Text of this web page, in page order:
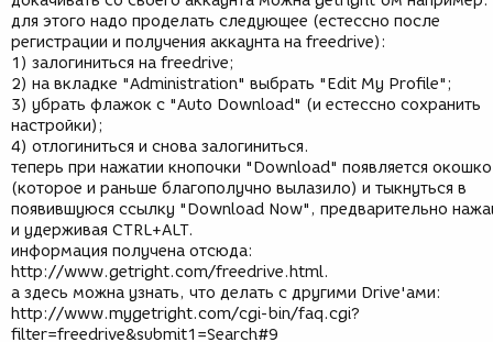
для этого надо проделать следующее (естессно после
регистрации и получения аккаунта на freedrive):
1) залогиниться на freedrive;
2) на вкладке "Administration" выбрать "Edit My Profile";
3) убрать флажок с "Auto Download" (и естессно сохранить
настройки);
4) отлогиниться и снова залогиниться.
теперь при нажатии кнопочки "Download" появляется окошко
(которое и раньше благополучно вылазило) и тыкнуться в
появившуюся ссылку "Download Now", предварительно
и удерживая CTRL+ALT.
информация получена отсюда:
http://www.getright.com/freedrive.html.
а здесь можна узнать, что делать с другими Drive'ами:
http://www.mygetright.com/cgi-bin/faq.cgi?
filter=freedrive&submit1=Search#9